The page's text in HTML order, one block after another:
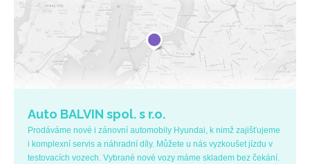
Auto BALVIN spol. s r.o.
Prodáváme nové i zánovní automobily Hyundai, k nimž zajišťujeme
i komplexní servis a náhradní díly. Můžete u nás vyzkoušet jízdu v
testovacích vozech. Vybrané nové vozy máme skladem bez čekání.